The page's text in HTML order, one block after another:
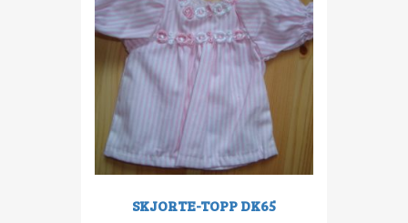
SKJORTE-TOPP DK65